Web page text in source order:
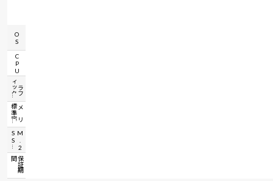
OS
CPU
グ
ラ
フ
ィ
ッ
ク
メ
モ
リ
標
準
容
M
.
2
S
S
保
証
期
間